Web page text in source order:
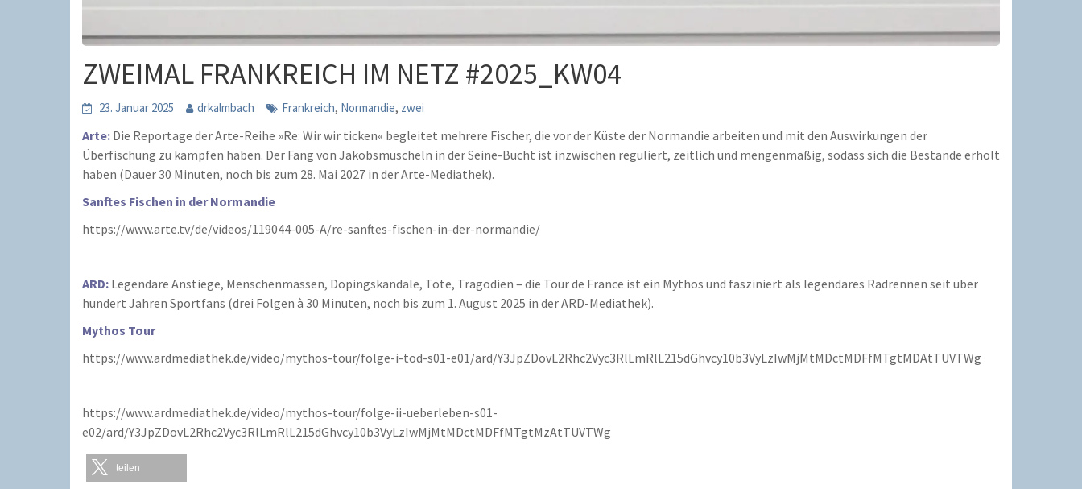
ZWEIMAL FRANKREICH IM NETZ #2025_KW04
23. Januar 2025 drkalmbach Frankreich, Normandie, zwei
Arte: Die Reportage der Arte-Reihe »Re: Wir wir ticken« begleitet mehrere Fischer, die vor der Küste der Normandie arbeiten und mit den Auswirkungen der
Überfischung zu kämpfen haben. Der Fang von Jakobsmuscheln in der Seine-Bucht ist inzwischen reguliert, zeitlich und mengenmäßig, sodass sich die Bestände erholt
haben (Dauer 30 Minuten, noch bis zum 28. Mai 2027 in der Arte-Mediathek).
Sanftes Fischen in der Normandie
https://www.arte.tv/de/videos/119044-005-A/re-sanftes-fischen-in-der-normandie/
ARD: Legendäre Anstiege, Menschenmassen, Dopingskandale, Tote, Tragödien – die Tour de France ist ein Mythos und fasziniert als legendäres Radrennen seit über
hundert Jahren Sportfans (drei Folgen à 30 Minuten, noch bis zum 1. August 2025 in der ARD-Mediathek).
Mythos Tour
https://www.ardmediathek.de/video/mythos-tour/folge-i-tod-s01-e01/ard/Y3JpZDovL2Rhc2Vyc3RlLmRlL215dGhvcy10b3VyLzIwMjMtMDctMDFfMTgtMDAtTUVTWg
https://www.ardmediathek.de/video/mythos-tour/folge-ii-ueberleben-s01-
e02/ard/Y3JpZDovL2Rhc2Vyc3RlLmRlL215dGhvcy10b3VyLzIwMjMtMDctMDFfMTgtMzAtTUVTWg
teilen